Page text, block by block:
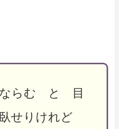
らむ と 目
せりけれど